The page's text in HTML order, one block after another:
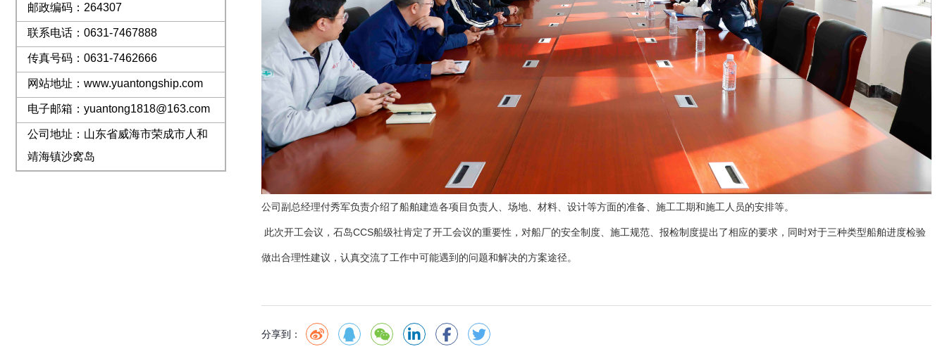
邮政编码：264307
联系电话：0631-7467888
传真号码：0631-7462666
网站地址：www.yuantongship.com
电子邮箱：yuantong1818@163.com
公司地址：山东省威海市荣成市人和
靖海镇沙窝岛
公司副总经理付秀军负责介绍了船舶建造各项目负责人、场地、材料、设计等方面的准备、施工工期和施工人员的安排等。
此次开工会议，石岛CCS船级社肯定了开工会议的重要性，对船厂的安全制度、施工规范、报检制度提出了相应的要求，同时对于三种类型船舶进度检验
做出合理性建议，认真交流了工作中可能遇到的问题和解决的方案途径。
分享到：